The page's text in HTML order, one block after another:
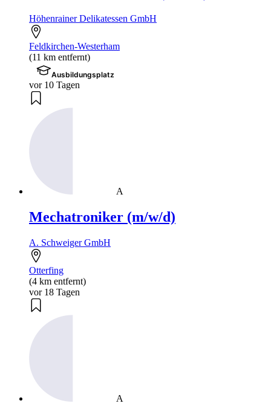
Höhenrainer Delikatessen GmbH
Feldkirchen-Westerham
(11 km entfernt)
Ausbildungsplatz
vor 10 Tagen
A
Mechatroniker (m/w/d)
A. Schweiger GmbH
Otterfing
(4 km entfernt)
vor 18 Tagen
A